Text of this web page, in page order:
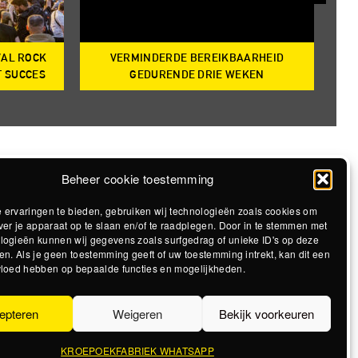
Beheer cookie toestemming
ervaringen te bieden, gebruiken wij technologieën zoals cookies om
je apparaat op te slaan en/of te raadplegen. Door in te stemmen met
kunnen wij gegevens zoals surfgedrag of unieke ID's op deze
Als je geen toestemming geeft of uw toestemming intrekt, kan dit een
hebben op bepaalde functies en mogelijkheden.
Weigeren Bekijk voorkeuren
KROEPOEKFABRIEK WHATSAPP
ROCK
SUCCES
VERMINDERDE BEREIKBAARHEID
GEDURENDE DRIE WEKEN